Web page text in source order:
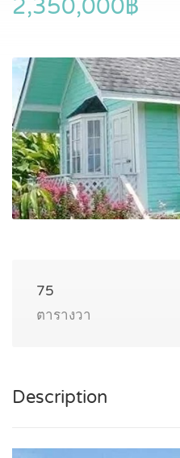
2,350,000฿
75
ตารางวา
Description